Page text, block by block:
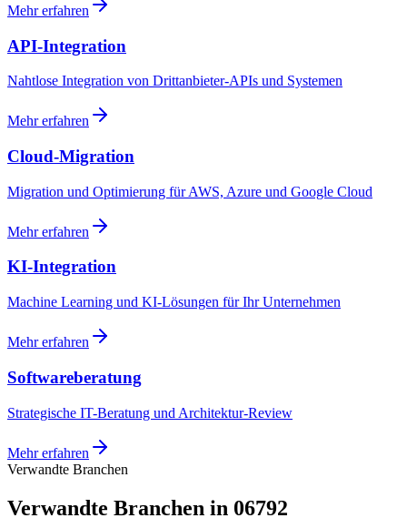
Mehr erfahren
API-Integration
Nahtlose Integration von Drittanbieter-APIs und Systemen
Mehr erfahren
Cloud-Migration
Migration und Optimierung für AWS, Azure und Google Cloud
Mehr erfahren
KI-Integration
Machine Learning und KI-Lösungen für Ihr Unternehmen
Mehr erfahren
Softwareberatung
Strategische IT-Beratung und Architektur-Review
Mehr erfahren
Verwandte Branchen
Verwandte Branchen in 06792